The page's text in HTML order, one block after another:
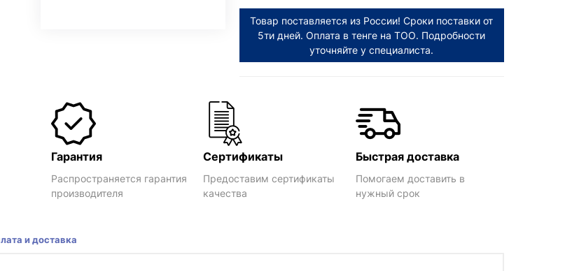
Товар поставляется из России! Сроки поставки от
5ти дней. Оплата в тенге на ТОО. Подробности
уточняйте у специалиста.
Гарантия
Распространяется гарантия
производителя
Сертификаты
Предоставим сертификаты
качества
Быстрая доставка
Помогаем доставить в
нужный срок
и доставка